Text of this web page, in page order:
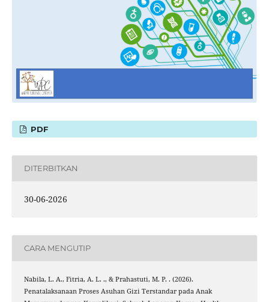
PDF
DITERBITKAN
30-06-2026
CARA MENGUTIP
Nabila, L. A., Fitria, A. L. ., & Prahastuti, M. P. . (2026).
Penatalaksanaan Proses Asuhan Gizi Terstandar pada Anak